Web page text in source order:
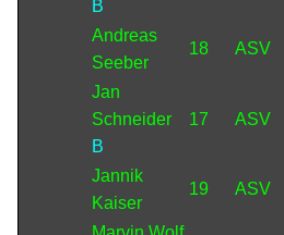
B
Andreas
Seeber
18 ASV
Jan
Schneider
B
17 ASV
Jannik
Kaiser
19 ASV